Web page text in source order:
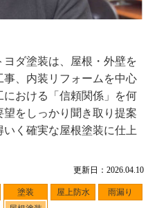
更新日：2026.04.10
塗装
屋上防水 雨漏り
ダ塗装は、屋根・外壁を
、内装リフォームを中心
おける「信頼関係」を何
をしっかり聞き取り提案
く確実な屋根塗装に仕上